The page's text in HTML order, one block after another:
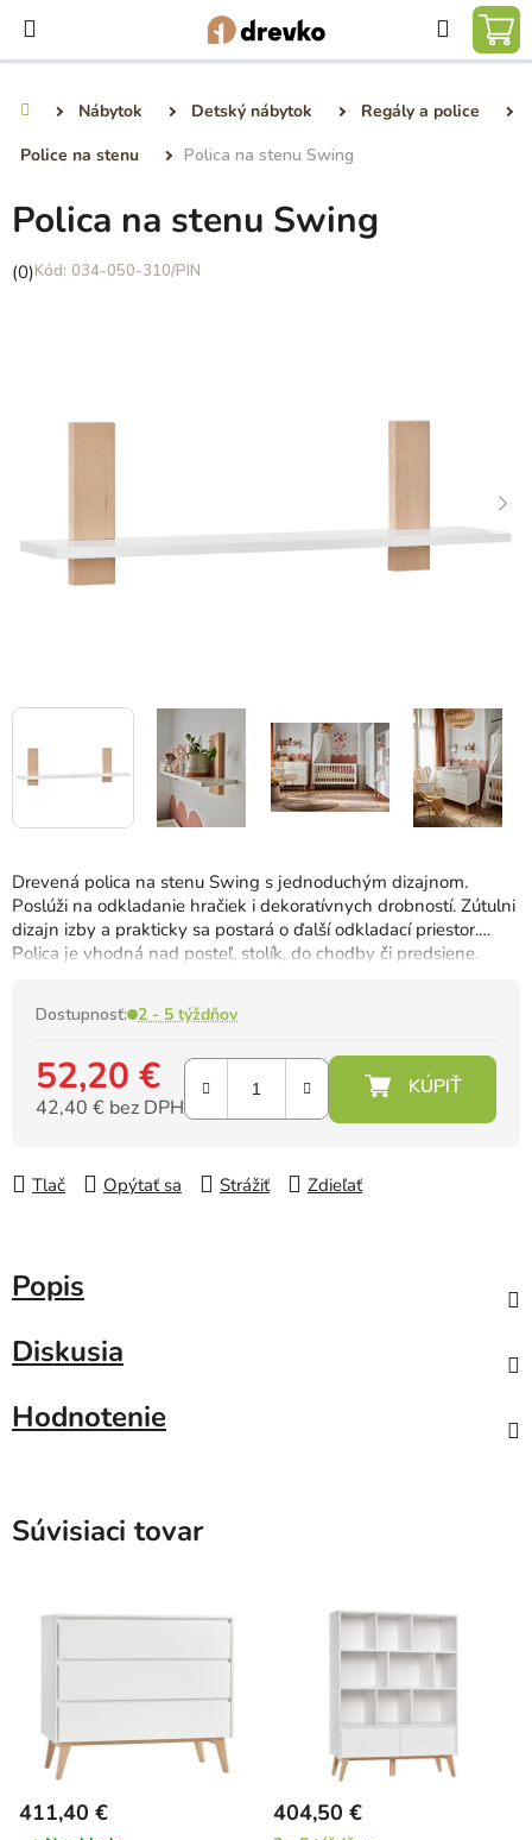
obsah
Hľadať
Nábytok Detský nábytok
Regály a police
Police na stenu
Polica na stenu Swing
Drevená polica na stenu Swing s jednoduchým dizajnom.
Poslúži na odkladanie hračiek i dekoratívnych drobností. Zútulni
dizajn izby a prakticky sa postará o ďalší odkladací priestor.
Polica je vhodná nad posteľ, stolík, do chodby či predsiene.
Dostupnosť: 2 - 5 týždňov
52,20 €
42,40 € bez DPH
Tlač
Opýtať sa Strážiť Zdieľať
Polica na stenu Swing
Priemerné
(0) 034-050-310/PIN
Popis
Diskusia
Hodnotenie
Súvisiaci tovar
411,40 € 404,50 €